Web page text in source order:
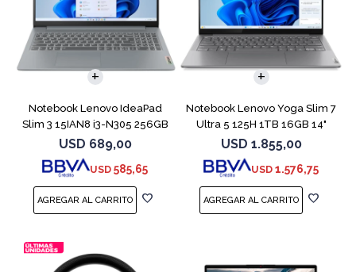
Notebook Lenovo IdeaPad
Slim 3 15IAN8 i3-N305 256GB
8GB 15.6
USD 689,00
USD 585,65
COMPARAR
Notebook Lenovo Yoga Slim 7
Ultra 5 125H 1TB 16GB 14"
Gray
USD 1.855,00
USD 1.576,75
COMPARAR